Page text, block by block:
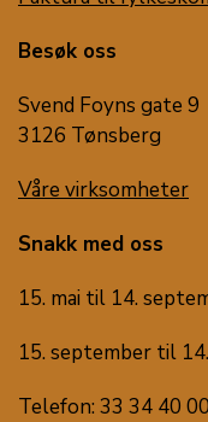
Besøk oss
Svend Foyns gate 9
3126 Tønsberg
Våre virksomheter
Snakk med oss
15. mai til 14.
15. september til
Telefon: 33 34 40 00